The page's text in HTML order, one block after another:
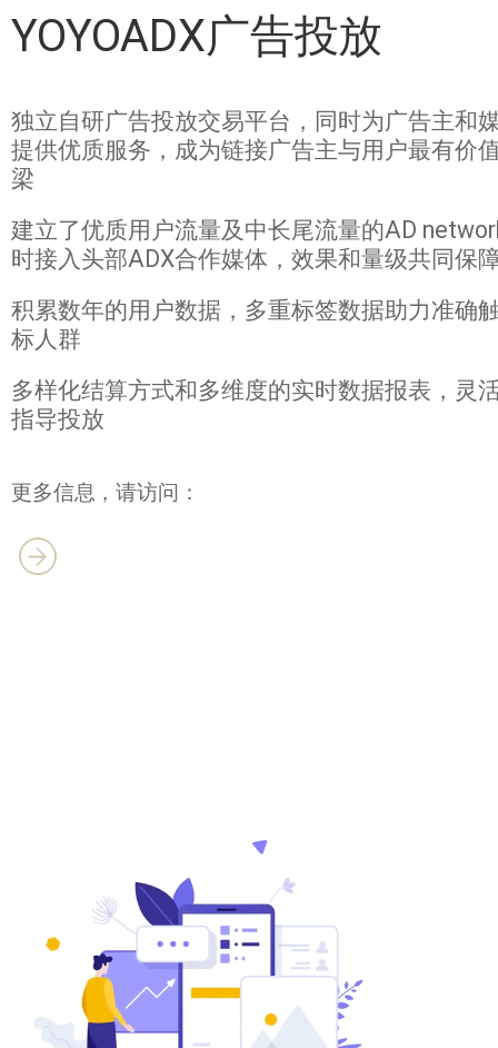
YOYOADX广告投放
独立自研广告投放交易平台，同时为广告主和
提供优质服务，成为链接广告主与用户最有价
梁
建立了优质用户流量及中长尾流量的AD
时接入头部ADX合作媒体，效果和量级共同保
积累数年的用户数据，多重标签数据助力准确
标人群
多样化结算方式和多维度的实时数据报表，灵
指导投放
更多信息，请访问：